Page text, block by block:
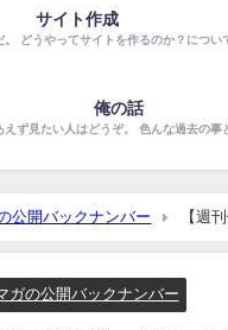
サイト作成
どうやってサイトを作るのか？につい
俺の話
ず見たい人はどうぞ。 色んな過去の事
公開バックナンバー
【週
ガの公開バックナンバー